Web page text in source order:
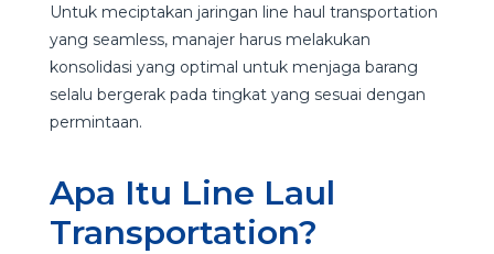
Untuk meciptakan jaringan line haul transportation
yang seamless, manajer harus melakukan
konsolidasi yang optimal untuk menjaga barang
selalu bergerak pada tingkat yang sesuai dengan
permintaan.
Apa Itu Line Laul
Transportation?